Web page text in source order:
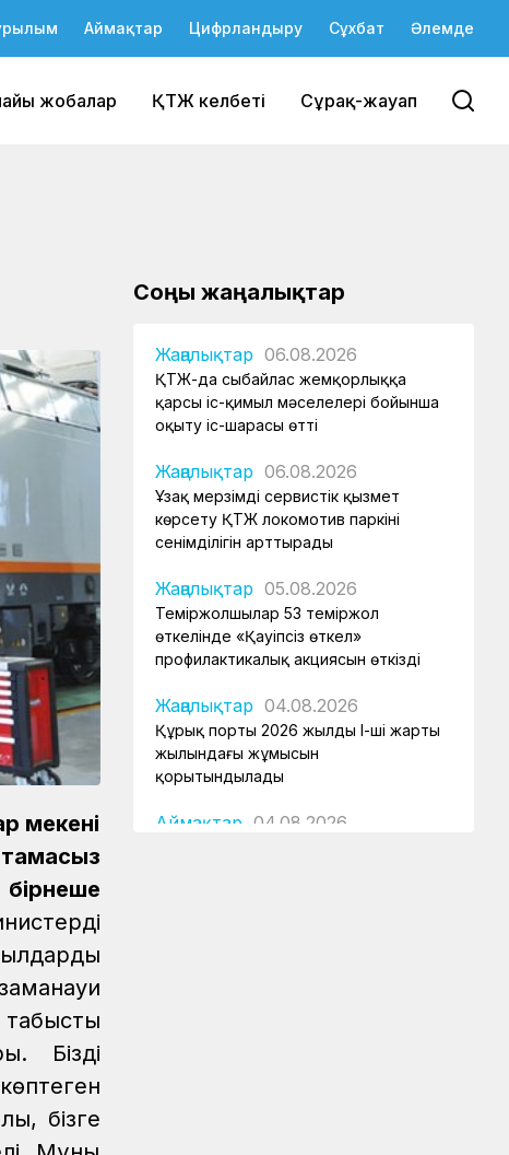
Аймақтар Цифрландыру Сұхбат Әлемде
жобалар ҚТЖ келбеті Сұрақ-жауап
мекені
табысты
Біздің
бізге
Соңғы жаңалықтар
Жаңалықтар 06.08.2026
ҚТЖ-да сыбайлас жемқорлыққа
қарсы іс-қимыл мәселелері бойынша
оқыту іс-шарасы өтті
Жаңалықтар 06.08.2026
Ұзақ мерзімді сервистік қызмет
көрсету ҚТЖ локомотив паркінің
сенімділігін арттырады
Жаңалықтар 05.08.2026
Теміржолшылар 53 теміржол
өткелінде «Қауіпсіз өткел»
профилактикалық акциясын өткізді
Жаңалықтар 04.08.2026
Құрық порты 2026 жылдың І-ші жарты
жылындағы жұмысын
қорытындылады
Аймақтар 04.08.2026